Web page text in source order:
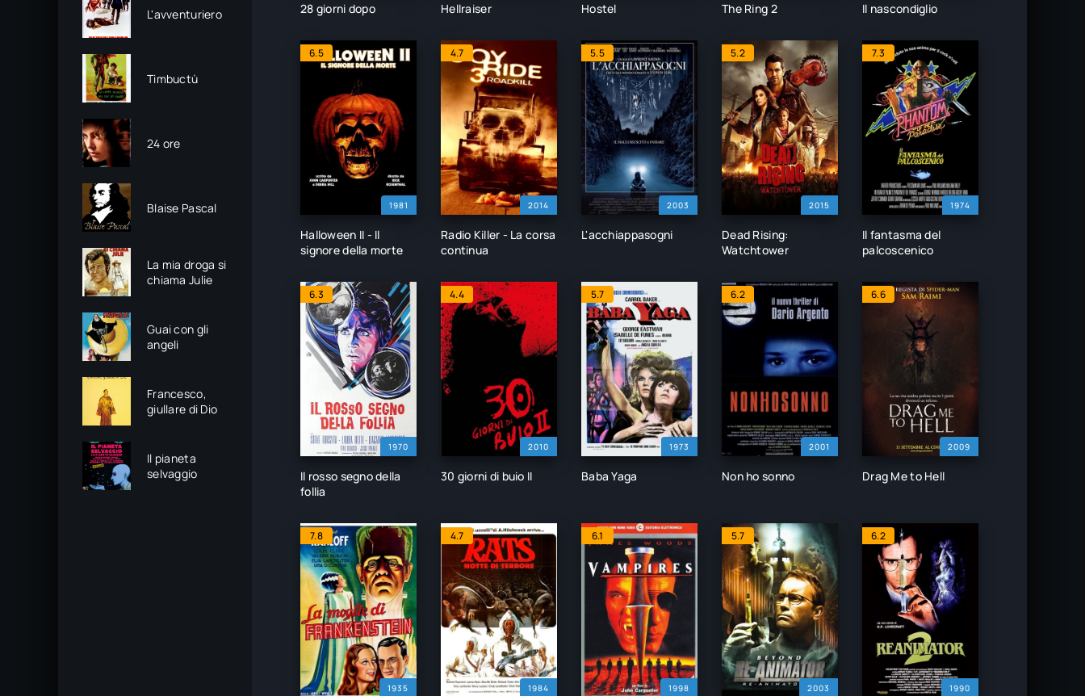
L'avventuriero
Timbuctù
24 ore
Blaise Pascal
La mia droga si
chiama Julie
Guai con gli
angeli
Francesco,
giullare di Dio
Il pianeta
selvaggio
28 giorni dopo Hellraiser Hostel The Ring 2 Il nascondiglio
1981
6.5
Halloween II - Il
signore della morte
2014
4.7
Radio Killer - La corsa
continua
2003
5.5
L'acchiappasogni
2015
5.2
Dead Rising:
Watchtower
1974
7.3
Il fantasma del
palcoscenico
1970
6.3
Il rosso segno della
follia
2010
4.4
30 giorni di buio II
1973
5.7
Baba Yaga
2001
6.2
Non ho sonno
2009
6.6
Drag Me to Hell
1935
7.8
1984
4.7
1998
6.1
2003
5.7
1990
6.2